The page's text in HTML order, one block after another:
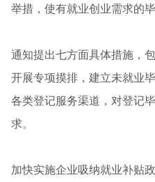
举措，使有就业创业需求的
通知提出七方面具体措施，包
开展专项摸排，建立未就业
各类登记服务渠道，对登记
求。
加快实施企业吸纳就业补贴